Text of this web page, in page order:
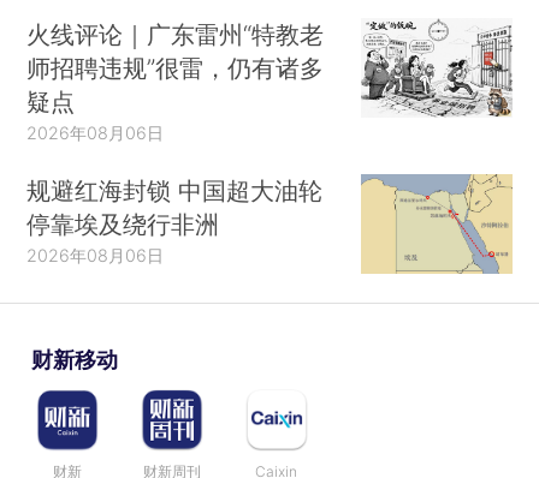
火线评论｜广东雷州“特教老
师招聘违规”很雷，仍有诸多
疑点
2026年08月06日
规避红海封锁 中国超大油轮
停靠埃及绕行非洲
2026年08月06日
财新移动
财新 财新周刊 Caixin